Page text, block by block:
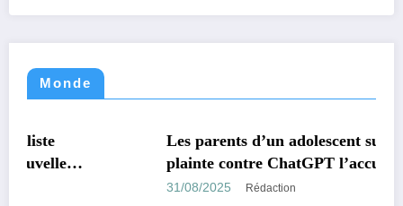
Monde
TECHNOLOGIE
Les parents d’un adolescent suicidé portent
plainte contre ChatGPT l’accusant d’avoir
encouragé son suicide.
Rédaction